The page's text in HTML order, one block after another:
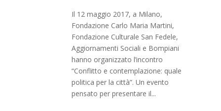
Il 12 maggio 2017, a Milano,
Fondazione Carlo Maria Martini,
Fondazione Culturale San Fedele,
Aggiornamenti Sociali e Bompiani
hanno organizzato l’incontro
“Conflitto e contemplazione: quale
politica per la città”. Un evento
pensato per presentare il...